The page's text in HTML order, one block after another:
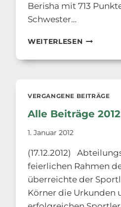
Berisha mit 713
Schwester…
WEITERLESENALLE
2013
VERGANGENE BEITRÄGE
Alle Beiträge 2012
1. Januar 2012
(17.12.2012)
feierlichen Rahmen
überreichte der
Körner die Urkunden